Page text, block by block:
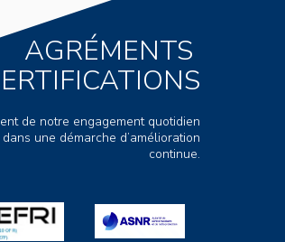
AGRÉMENTS
de notre engagement quotidien
une démarche d’amélioration
continue.